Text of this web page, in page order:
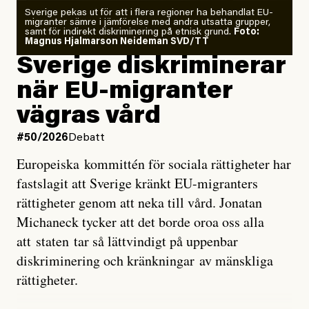
analyserat hur de olika klimatmodellerna bedömer
läget för hur den begynnande El Niño-händelsen ska
utveckla sig. El Niño är ett återkommande
väderfenomen som uppstår när havsvattnet i delar av
Stilla havet blir ovanligt varmt. Det påverkar vädret
över stora delar av världen och under
forskare allt oftare varnat för att den här El Niñon
Det verkar vara en underdrift, menar nu Zeke
Hausfather.
”Det ser ut som att årets El Niño inte bara med stor
sannolikhet kommer att bli den starkaste sedan
tillförlitliga mätningar inleddes – den kan till och med
Sverige pekas ut för att i flera regioner ha behandlat EU-
migranter sämre i jämförelse med andra utsatta grupper,
samt för indirekt diskriminering på etnisk grund. Foto:
Magnus Hjalmarson Neideman SVD/TT
Sverige diskriminerar
när EU-migranter
vägras vård
#50/2026 Debatt
Europeiska kommittén för sociala rättigheter har
fastslagit att Sverige kränkt EU-migranters
rättigheter genom att neka till vård. Jonatan
Michaneck tycker att det borde oroa oss alla
att staten tar så lättvindigt på uppenbar
diskriminering och kränkningar av mänskliga
rättigheter.